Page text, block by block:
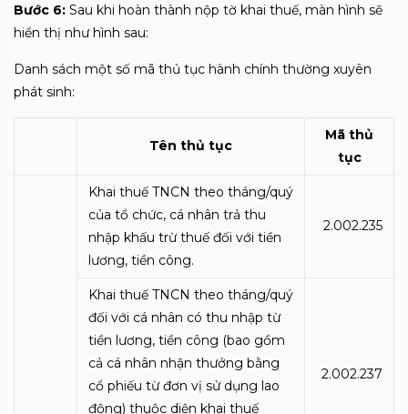
Bước 6: Sau khi hoàn thành nộp tờ khai thuế, màn hình sẽ
hiển thị như hình sau:
Danh sách một số mã thủ tục hành chính thường xuyên
phát sinh:
Tên thủ tục
Mã thủ
tục
Khai thuế TNCN theo tháng/quý
của tổ chức, cá nhân trả thu
nhập khấu trừ thuế đối với tiền
lương, tiền công.
2.002.235
Khai thuế TNCN theo tháng/quý
đối với cá nhân có thu nhập từ
tiền lương, tiền công (bao gồm
cả cá nhân nhận thưởng bằng
cổ phiếu từ đơn vị sử dụng lao
động) thuộc diện khai thuế
2.002.237